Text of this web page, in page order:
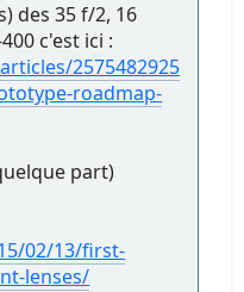
des 35 f/2, 16
c'est ici :
2575482925
roadmap-
part)
02/13/first-
lenses/